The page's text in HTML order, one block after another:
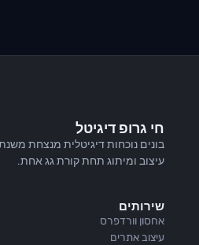
חי גרופ דיגיטל
עיצוב ומיתוג תחת קורת גג אחת.
שירותים
אחסון וורדפרס
עיצוב אתרים